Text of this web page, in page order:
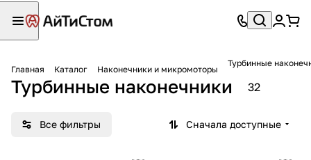
Главная Каталог Наконечники и микромоторы
Турбинные
Турбинные наконечники 32
Все фильтры Сначала доступные